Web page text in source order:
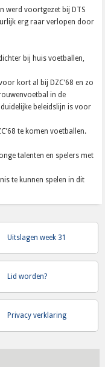
werd voortgezet bij DTS
erg raar verlopen door
bij huis voetballen,
kort al bij DZC’68 en zo
in de
beleidslijn is voor
te komen voetballen.
talenten en spelers met
te kunnen spelen in dit
Uitslagen week 31
Lid worden?
Privacy verklaring